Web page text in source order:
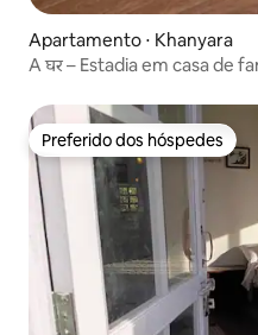
Apartamento ⋅ Khanyara
A घर – Estadia em casa de
Preferido dos hóspedes
Preferido dos hóspedes